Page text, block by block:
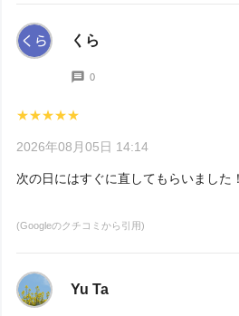
くら
0
★★★★★
2026年08月05日 14:14
次の日にはすぐに直してもらいまし
(Googleのクチコミから引用)
Yu Ta